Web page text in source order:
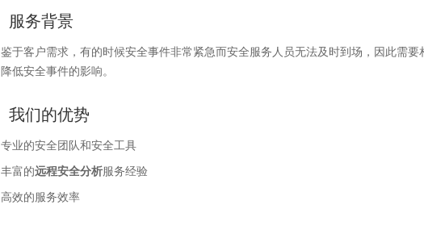
服务背景
鉴于客户需求，有的时候安全事件非常紧急而安全服务人员无法及时到场，因此需
降低安全事件的影响。
我们的优势
专业的安全团队和安全工具
丰富的远程安全分析服务经验
高效的服务效率